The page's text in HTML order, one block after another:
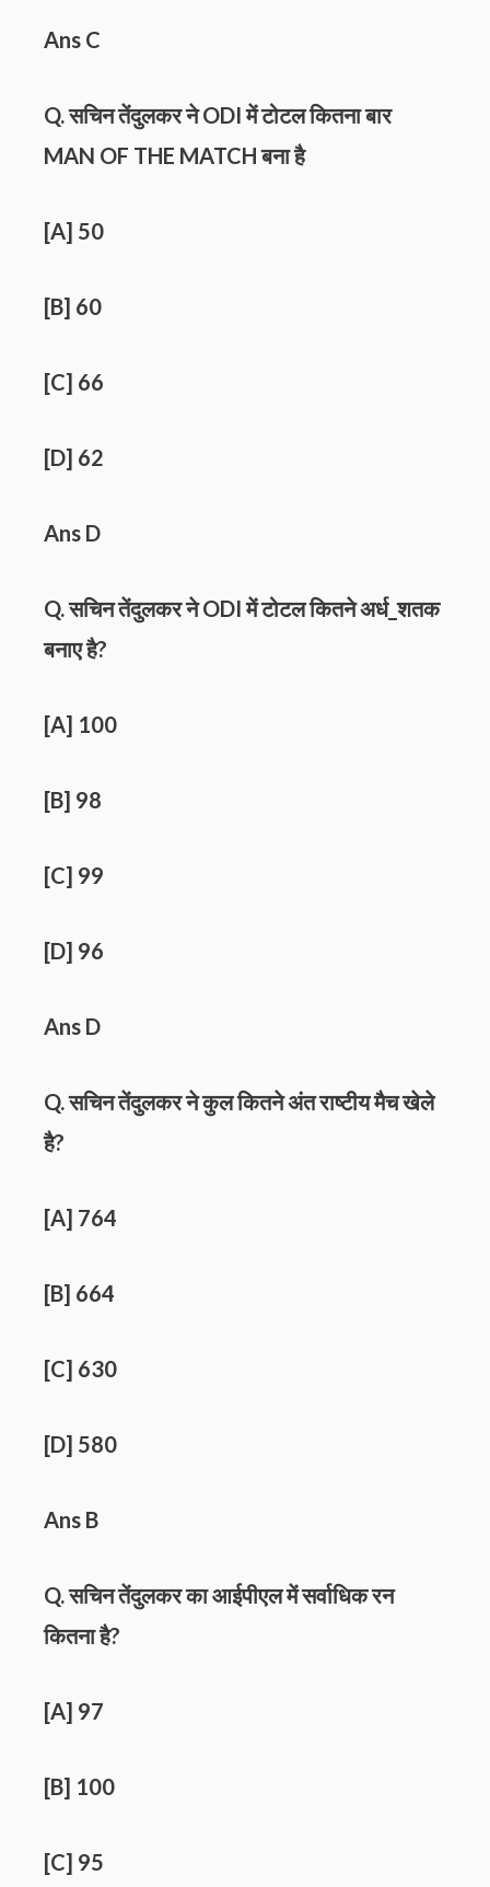
Ans C
Q. सचिन तेंदुलकर ने ODI में टोटल कितना बार
MAN OF THE MATCH बना है
[A] 50
[B] 60
[C] 66
[D] 62
Ans D
Q. सचिन तेंदुलकर ने ODI में टोटल कितने अर्ध_शतक
बनाए है?
[A] 100
[B] 98
[C] 99
[D] 96
Ans D
Q. सचिन तेंदुलकर ने कुल कितने अंत राष्टीय मैच खेले
है?
[A] 764
[B] 664
[C] 630
[D] 580
Ans B
Q. सचिन तेंदुलकर का आईपीएल में सर्वाधिक रन
कितना है?
[A] 97
[B] 100
[C] 95